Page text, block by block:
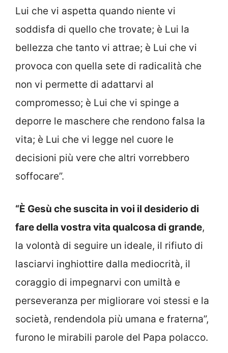
Lui che vi aspetta quando niente vi
soddisfa di quello che trovate; è Lui la
bellezza che tanto vi attrae; è Lui che vi
provoca con quella sete di radicalità che
non vi permette di adattarvi al
compromesso; è Lui che vi spinge a
deporre le maschere che rendono falsa la
vita; è Lui che vi legge nel cuore le
decisioni più vere che altri vorrebbero
soffocare”.
“È Gesù che suscita in voi il desiderio di
fare della vostra vita qualcosa di grande,
la volontà di seguire un ideale, il rifiuto di
lasciarvi inghiottire dalla mediocrità, il
coraggio di impegnarvi con umiltà e
perseveranza per migliorare voi stessi e la
società, rendendola più umana e fraterna”,
furono le mirabili parole del Papa polacco.